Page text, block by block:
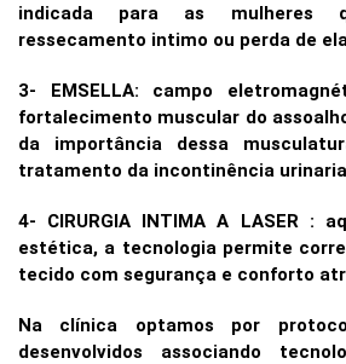
indicada para as mulheres
ressecamento intimo ou perda de
3- EMSELLA: campo
fortalecimento muscular do
da importância dessa
tratamento da incontinência
4- CIRURGIA INTIMA A LASER :
estética, a tecnologia permite
tecido com segurança e conforto
Na clínica optamos por
desenvolvidos associando